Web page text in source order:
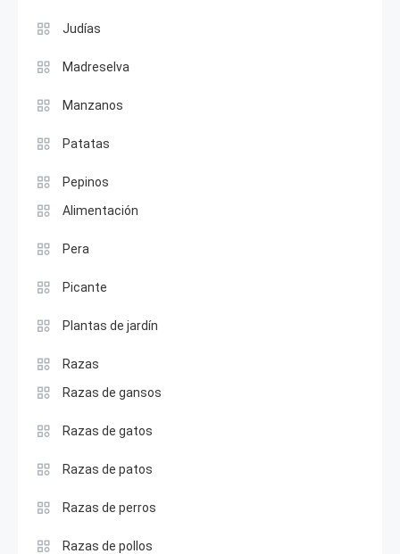
Judías
Madreselva
Manzanos
Patatas
Pepinos
Alimentación
Pera
Picante
Plantas de jardín
Razas
Razas de gansos
Razas de gatos
Razas de patos
Razas de perros
Razas de pollos